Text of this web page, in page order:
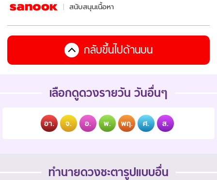
สนับสนุนเนื้อหา
กลับขึ้นไปด้านบน
เลือกดูดวงรายวัน วันอื่นๆ
อา. จ. อ. พ. พฤ. ศ. ส.
ทำนายดวงชะตารูปแบบอื่น